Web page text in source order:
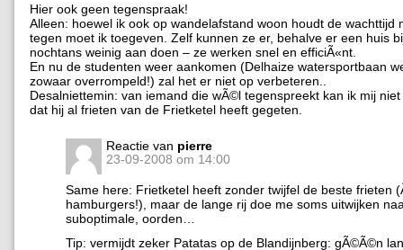
Hier ook geen tegenspraak!
Alleen: hoewel ik ook op wandelafstand woon houdt de wachttijd
tegen moet ik toegeven. Zelf kunnen ze er, behalve er een huis
nochtans weinig aan doen – ze werken snel en efficiÃ«nt.
En nu de studenten weer aankomen (Delhaize watersportbaan
zowaar overrompeld!) zal het er niet op verbeteren..
Desalniettemin: van iemand die wÃ©l tegenspreekt kan ik mij
dat hij al frieten van de Frietketel heeft gegeten.
Reactie van pierre
23-09-2008 om 14:00
Same here: Frietketel heeft zonder twijfel de beste frieten
hamburgers!), maar de lange rij doe me soms uitwijken
suboptimale, oorden…
Tip: vermijdt zeker Patatas op de Blandijnberg: gÃ©Ã©n